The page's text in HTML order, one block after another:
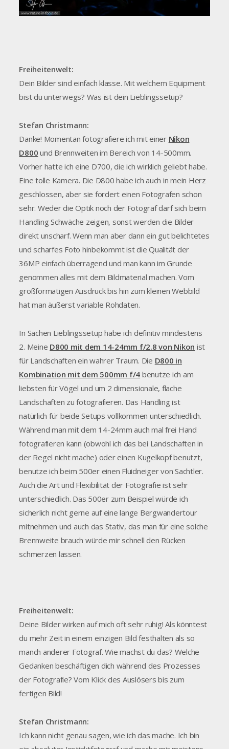
Freiheitenwelt:
Dein Bilder sind einfach klasse. Mit welchem Equipment
bist du unterwegs? Was ist dein Lieblingssetup?
Stefan Christmann:
Danke! Momentan fotografiere ich mit einer Nikon
D800 und Brennweiten im Bereich von 14-500mm.
Vorher hatte ich eine D700, die ich wirklich geliebt habe.
Eine tolle Kamera. Die D800 habe ich auch in mein Herz
geschlossen, aber sie fordert einen Fotografen schon
sehr. Weder die Optik noch der Fotograf darf sich beim
Handling Schwäche zeigen, sonst werden die Bilder
direkt unscharf. Wenn man aber dann ein gut belichtetes
und scharfes Foto hinbekommt ist die Qualität der
36MP einfach überragend und man kann im Grunde
genommen alles mit dem Bildmaterial machen. Vom
großformatigen Ausdruck bis hin zum kleinen Webbild
hat man äußerst variable Rohdaten.
In Sachen Lieblingssetup habe ich definitiv mindestens
2. Meine D800 mit dem 14-24mm f/2.8 von Nikon ist
für Landschaften ein wahrer Traum. Die D800 in
Kombination mit dem 500mm f/4 benutze ich am
liebsten für Vögel und um 2 dimensionale, flache
Landschaften zu fotografieren. Das Handling ist
natürlich für beide Setups vollkommen unterschiedlich.
Während man mit dem 14-24mm auch mal frei Hand
fotografieren kann (obwohl ich das bei Landschaften in
der Regel nicht mache) oder einen Kugelkopf benutzt,
benutze ich beim 500er einen Fluidneiger von Sachtler.
Auch die Art und Flexibilität der Fotografie ist sehr
unterschiedlich. Das 500er zum Beispiel würde ich
sicherlich nicht gerne auf eine lange Bergwandertour
mitnehmen und auch das Stativ, das man für eine solche
Brennweite brauch würde mir schnell den Rücken
schmerzen lassen.
Freiheitenwelt:
Deine Bilder wirken auf mich oft sehr ruhig! Als könntest
du mehr Zeit in einem einzigen Bild festhalten als so
manch anderer Fotograf. Wie machst du das? Welche
Gedanken beschäftigen dich während des Prozesses
der Fotografie? Vom Klick des Auslösers bis zum
fertigen Bild!
Stefan Christmann:
Ich kann nicht genau sagen, wie ich das mache. Ich bin